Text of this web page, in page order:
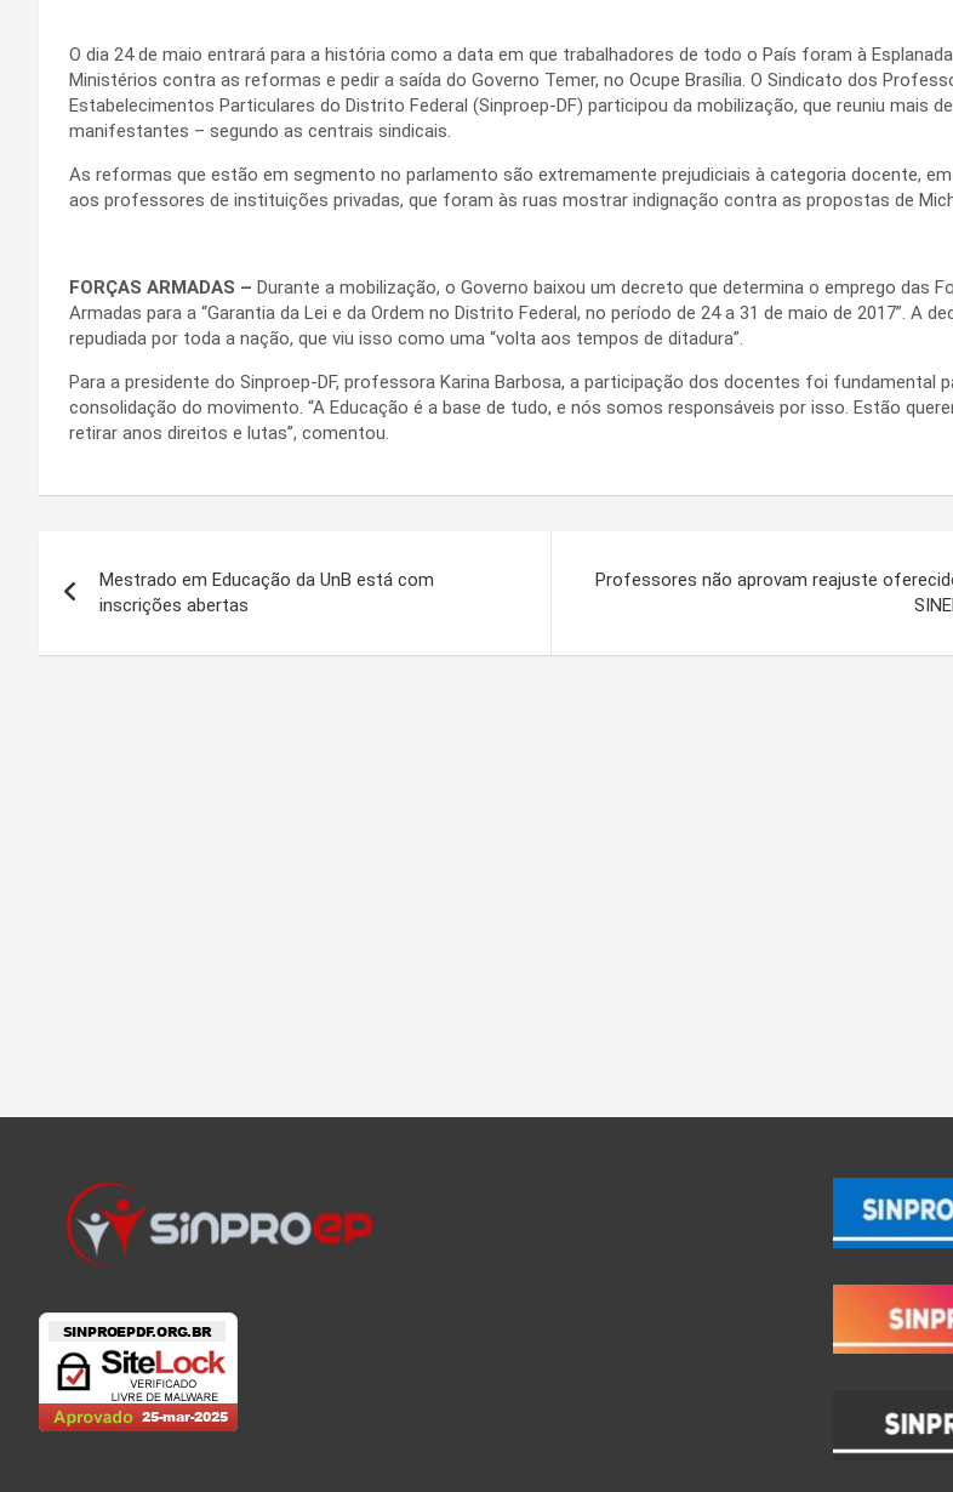
O dia 24 de maio entrará para a história como a data em que trabalhadores de todo o País foram à
Ministérios contra as reformas e pedir a saída do Governo Temer, no Ocupe Brasília. O Sindicato dos
Estabelecimentos Particulares do Distrito Federal (Sinproep-DF) participou da mobilização, que reuniu mais
manifestantes – segundo as centrais sindicais.
As reformas que estão em segmento no parlamento são extremamente prejudiciais à categoria docente,
aos professores de instituições privadas, que foram às ruas mostrar indignação contra as propostas de
FORÇAS ARMADAS – Durante a mobilização, o Governo baixou um decreto que determina o emprego das
Armadas para a “Garantia da Lei e da Ordem no Distrito Federal, no período de 24 a 31 de maio de 2017”. A
repudiada por toda a nação, que viu isso como uma “volta aos tempos de ditadura”.
Para a presidente do Sinproep-DF, professora Karina Barbosa, a participação dos docentes foi fundamental
consolidação do movimento. “A Educação é a base de tudo, e nós somos responsáveis por isso. Estão
retirar anos direitos e lutas”, comentou.
de
Post
Mestrado em Educação da UnB está com
inscrições abertas
Professores não aprovam reajuste